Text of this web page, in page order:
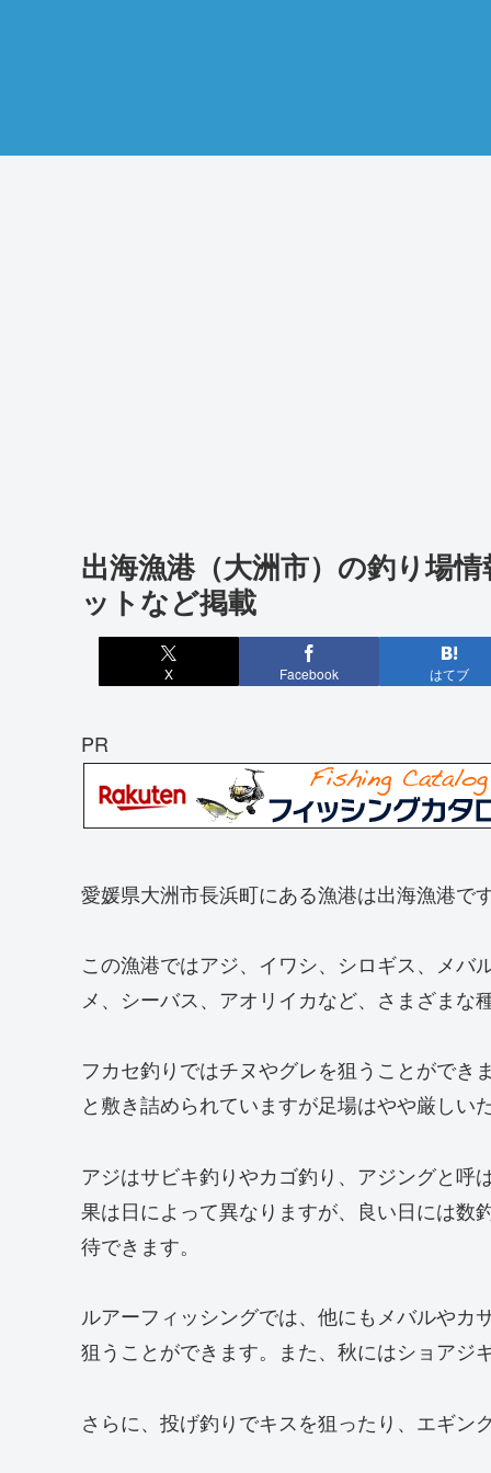
出海漁港（大洲市）の釣り場
ットなど掲載
X Facebook はてブ
PR
愛媛県大洲市長浜町にある漁港は出海漁港で
この漁港ではアジ、イワシ、シロギス、メ
メ、シーバス、アオリイカなど、さまざまな
フカセ釣りではチヌやグレを狙うことがで
と敷き詰められていますが足場はやや厳しい
アジはサビキ釣りやカゴ釣り、アジングと呼
果は日によって異なりますが、良い日には数
待できます。
ルアーフィッシングでは、他にもメバルや
狙うことができます。また、秋にはショアジ
さらに、投げ釣りでキスを狙ったり、エギ